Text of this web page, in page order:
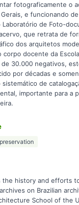
fotograficamente o
e funcionando
de Foto-
que retrata de
dos arquitetos
corpo docente da
30.000 negativos,
por décadas e
de
importante para a
the history and efforts
on Brazilian
School of the